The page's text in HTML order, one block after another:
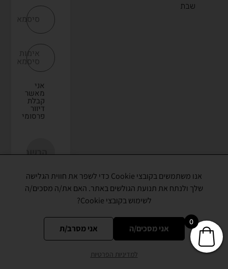
שבת
סיסמא
אימות
סיסמא
אני
מאשר
קבלת
דיוור
פרסומי
כל הזכויות שמורות © 2021
CREATED BY JEWTECH
אנו משתמשים בקובצי Cookie כדי לשפר את חווית הגלישה
שלך ולנתח את תנועת הגולשים באתר. האם את/ה מסכים/ה
לשימוש בקובצי Cookie?
אני מסכים/ה אני מסרב/ת
למדיניות הפרטיות
0